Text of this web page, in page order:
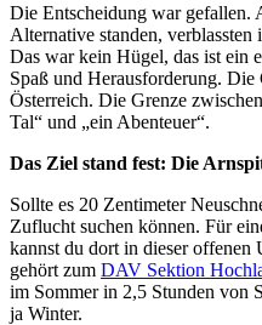
Die Entscheidung war gefallen.
Alternative standen,
Das war kein Hügel, das ist ein
Spaß und Herausforderung.
Österreich. Die Grenze
Tal“ und „ein Abenteuer“.
Das Ziel stand fest: Die
Sollte es 20 Zentimeter
Zuflucht suchen können. Für
kannst du dort in dieser offenen
gehört zum DAV Sektion
im Sommer in 2,5 Stunden von
ja Winter.